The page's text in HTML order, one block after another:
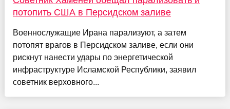
потопить США в Персидском заливе
Военнослужащие Ирана парализуют, а затем
потопят врагов в Персидском заливе, если они
рискнут нанести удары по энергетической
инфраструктуре Исламской Республики, заявил
советник верховного...